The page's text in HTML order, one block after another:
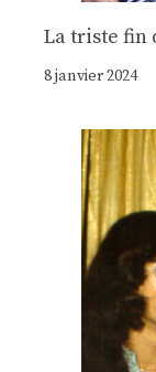
La triste fin
8 janvier 2024